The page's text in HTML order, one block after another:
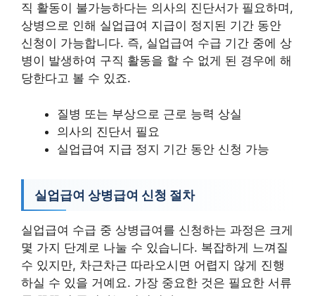
직 활동이 불가능하다는 의사의 진단서가 필요하며,
상병으로 인해 실업급여 지급이 정지된 기간 동안
신청이 가능합니다. 즉, 실업급여 수급 기간 중에 상
병이 발생하여 구직 활동을 할 수 없게 된 경우에 해
당한다고 볼 수 있죠.
질병 또는 부상으로 근로 능력 상실
의사의 진단서 필요
실업급여 지급 정지 기간 동안 신청 가능
실업급여 상병급여 신청 절차
실업급여 수급 중 상병급여를 신청하는 과정은 크게
몇 가지 단계로 나눌 수 있습니다. 복잡하게 느껴질
수 있지만, 차근차근 따라오시면 어렵지 않게 진행
하실 수 있을 거예요. 가장 중요한 것은 필요한 서류